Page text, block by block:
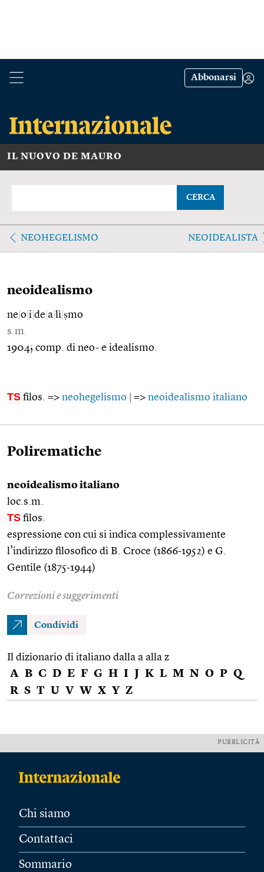
Abbonarsi
IL NUOVO DE MAURO
CERCA
NEOHEGELISMO NEOIDEALISTA
neoidealismo
ne o i de a lì ṣmo
s.m.
1904; comp. di neo- e idealismo.
TS filos. => neohegelismo => neoidealismo italiano
Polirematiche
neoidealismo italiano
loc.s.m.
TS filos.
espressione con cui si indica complessivamente
l’indirizzo filosofico di B. Croce (1866-1952) e G.
Gentile (1875-1944)
Correzioni e suggerimenti
Condividi
Il dizionario di italiano dalla a alla z
A B C D E F G H I J K L M N O P Q
R S T U V W X Y Z
PUBBLICITÀ
Chi siamo
Contattaci
Sommario